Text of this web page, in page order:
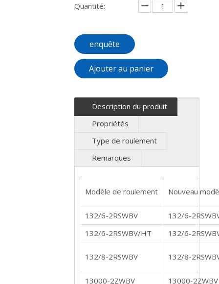
Quantité:
enquête
Ajouter au panier
Description du produit
Propriétés
Type de roulement
Remarques
Modèle de roulement Nouveau
132/6-2RSWBV
132/6-
132/6-2RSWBV/HT
132/6-
132/8-2RSWBV 132/8-
13000-2ZWBV
13000-2ZWBV